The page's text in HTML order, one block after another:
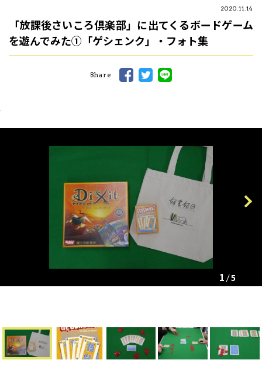
2020.11.14
「放課後さいころ倶楽部」に出てくるボードゲーム
を遊んでみた①「ゲシェンク」・フォト集
Share
Next
1 5